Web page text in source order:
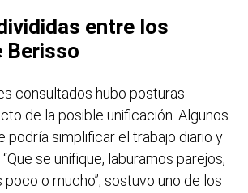
entre los
Berisso
consultados hubo posturas
de la posible unificación. Algunos
podría simplificar el trabajo diario y
se unifique, laburamos parejos,
poco o mucho”, sostuvo uno de los